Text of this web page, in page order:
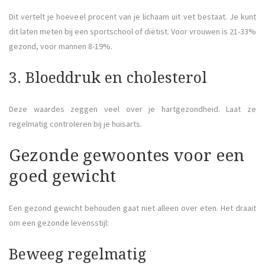
Dit vertelt je hoeveel procent van je lichaam uit vet bestaat. Je kunt
dit laten meten bij een sportschool of diëtist. Voor vrouwen is 21-33%
gezond, voor mannen 8-19%.
3. Bloeddruk en cholesterol
Deze waardes zeggen veel over je hartgezondheid. Laat ze
regelmatig controleren bij je huisarts.
Gezonde gewoontes voor een
goed gewicht
Een gezond gewicht behouden gaat niet alleen over eten. Het draait
om een gezonde levensstijl:
Beweeg regelmatig